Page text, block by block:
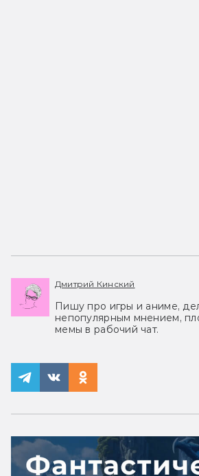
Дмитрий Кинский
Пишу про игры и аниме,
непопулярным мнением,
мемы в рабочий чат.